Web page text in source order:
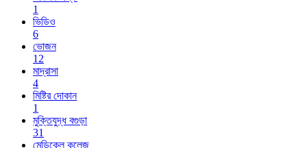
1
ভিডিও
6
ভোজন
12
মাদ্রাসা
4
মিষ্টির দোকান
1
মুক্তিযুদ্ধ বগুড়া
31
মেডিকেল কলেজ